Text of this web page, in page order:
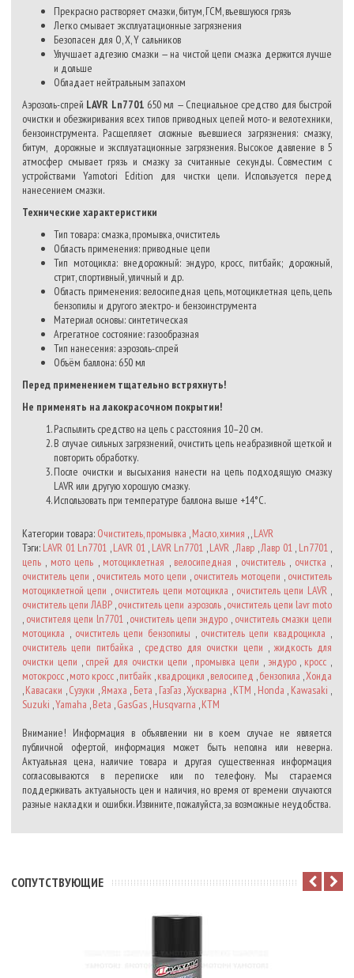
Прекрасно растворяет смазки, битум, ГСМ, въевшуюся грязь
Легко смывает эксплуатационные загрязнения
Безопасен для O, X, Y сальников
Улучшает адгезию смазки — на чистой цепи смазка держится лучше
и дольше
Обладает нейтральным запахом
Аэрозоль-спрей LAVR Ln7701 650 мл — Специальное средство для быстрой
очистки и обезжиривания всех типов приводных цепей мото- и велотехники,
бензоинструмента. Расщепляет сложные въевшиеся загрязнения: смазку,
битум, дорожные и эксплуатационные загрязнения. Высокое давление в 5
атмосфер смывает грязь и смазку за считанные секунды. Совместим с
устройствами Yamotori Edition для чистки цепи. Используется перед
нанесением смазки.
Технические характеристики
Тип товара: смазка, промывка, очиститель
Область применения: приводные цепи
Тип мотоцикла: внедорожный: эндуро, кросс, питбайк; дорожный,
стрит, спортивный, уличный и др.
Область применения: велосипедная цепь, мотоциклетная цепь, цепь
бензопилы и другого электро- и бензоинструмента
Материал основы: синтетическая
Агрегатное состояние: газообразная
Тип нанесения: аэрозоль-спрей
Объём баллона: 650 мл
Перед применением тщательно встряхнуть!
Не применять на лакокрасочном покрытии!
Распылить средство на цепь с расстояния 10–20 см.
В случае сильных загрязнений, очистить цепь неабразивной щеткой и
повторить обработку.
После очистки и высыхания нанести на цепь подходящую смазку
LAVR или другую хорошую смазку.
Использовать при температуре баллона выше +14°С.
Категории товара: Очиститель, промывка ,Масло, химия , ,LAVR
Тэги: LAVR 01 Ln7701 ,LAVR 01, LAVR Ln7701 ,LAVR ,Лавр ,Лавр 01, Ln7701,
цепь , мото цепь , мотоциклетная , велосипедная , очиститель, очистка ,
очиститель цепи , очиститель мото цепи , очиститель мотоцепи , очиститель
мотоциклетной цепи , очиститель цепи мотоцикла , очиститель цепи LAVR,
очиститель цепи ЛАВР ,очиститель цепи аэрозоль,очиститель цепи lavr moto
, очистителя цепи ln7701,очиститель цепи эндуро , очиститель смазки цепи
мотоцикла , очиститель цепи бензопилы , очиститель цепи квадроцикла ,
очиститель цепи питбайка , средство для очистки цепи , жидкость для
очистки цепи , спрей для очистки цепи , промывка цепи , эндуро, кросс ,
мотокросс ,мото кросс ,питбайк ,квадроцикл ,велосипед ,бензопила ,Хонда
,Кавасаки ,Сузуки ,Ямаха , Бета , ГазГаз,Хускварна ,КТМ , Honda , Kawasaki ,
Suzuki ,Yamaha ,Beta ,GasGas ,Husqvarna ,KTM
Внимание! Информация в объявлении ни в коем случае не является
публичной офертой, информация может быть неполна или неверна.
Актуальная цена, наличие товара и другая существенная информация
согласовываются в переписке или по телефону. Мы стараемся
поддерживать актуальность цен и наличия, но время от времени случаются
разные накладки и ошибки. Извините, пожалуйста, за возможные неудобства.
CОПУТСТВУЮЩИЕ